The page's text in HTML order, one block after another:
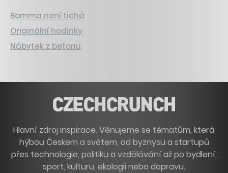
Bomma není tichá
Originální hodinky
Nábytek z betonu
Hlavní zdroj inspirace. Věnujeme se tématům, která
hýbou Českem a světem, od byznysu a startupů
přes technologie, politiku a vzdělávání až po bydlení,
sport, kulturu, ekologii nebo dopravu.